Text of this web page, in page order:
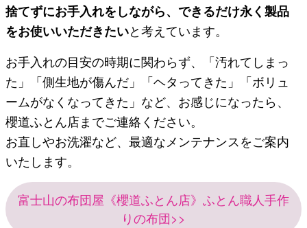
捨てずにお手入れをしながら、できるだけ永く製品
をお使いいただきたいと考えています。
お手入れの目安の時期に関わらず、「汚れてしまっ
た」「側生地が傷んだ」「ヘタってきた」「ボリュ
ームがなくなってきた」など、お感じになったら、
櫻道ふとん店までご連絡ください。
お直しやお洗濯など、最適なメンテナンスをご案内
いたします。
富士山の布団屋《櫻道ふとん店》ふとん職人手作
りの布団>>